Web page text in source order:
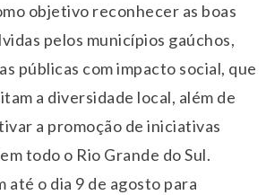
objetivo reconhecer as boas
pelos municípios gaúchos,
públicas com impacto social, que
a diversidade local, além de
a promoção de iniciativas
todo o Rio Grande do Sul.
até o dia 9 de agosto para